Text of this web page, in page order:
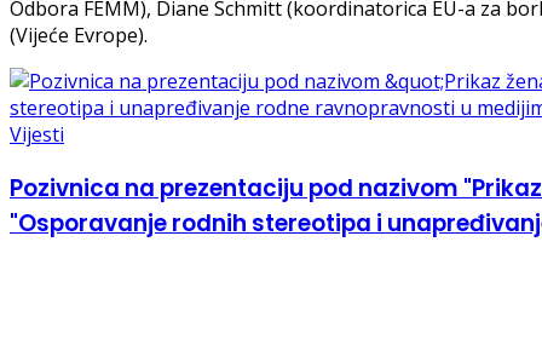
Odbora FEMM), Diane Schmitt (koordinatorica EU-a za
(Vijeće Evrope).
Vijesti
Pozivnica na prezentaciju pod nazivom
"Osporavanje rodnih stereotipa i